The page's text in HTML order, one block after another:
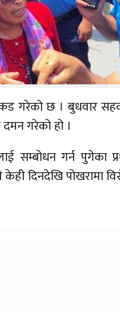
गरेको छ । बुधवार
गरेको हो ।
सम्बोधन गर्न पुगेका
दिनदेखि पोखरामा